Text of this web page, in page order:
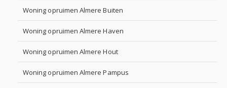
Woning opruimen Almere Buiten
Woning opruimen Almere Haven
Woning opruimen Almere Hout
Woning opruimen Almere Pampus